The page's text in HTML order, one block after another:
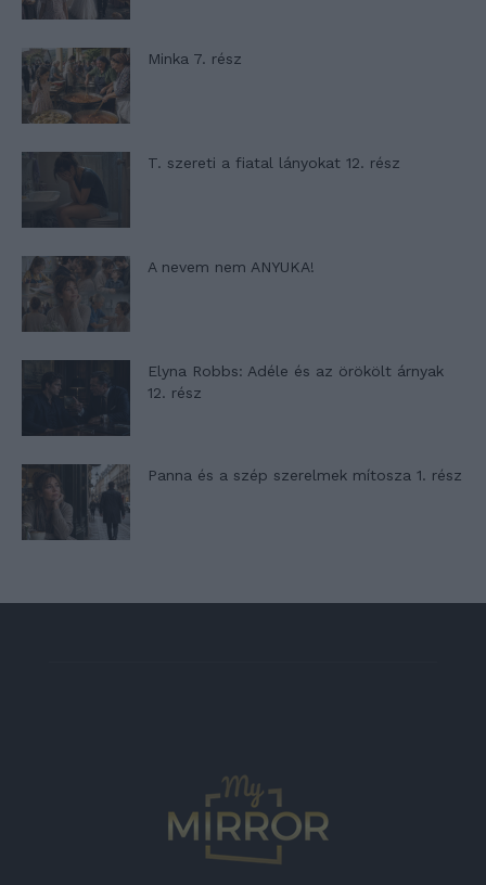
Minka 7. rész
T. szereti a fiatal lányokat 12. rész
A nevem nem ANYUKA!
Elyna Robbs: Adéle és az örökölt árnyak
12. rész
Panna és a szép szerelmek mítosza 1. rész